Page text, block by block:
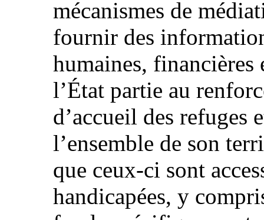
mécanismes de
fournir des
humaines, financières
l’État partie au
d’accueil des refuges
l’ensemble de son
que ceux-ci sont
handicapées, y